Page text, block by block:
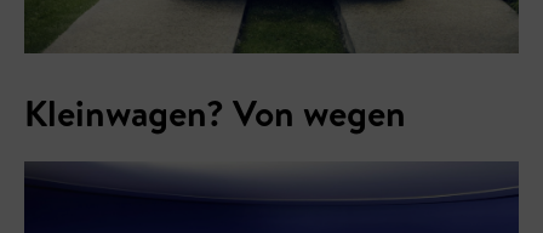
Kleinwagen? Von wegen